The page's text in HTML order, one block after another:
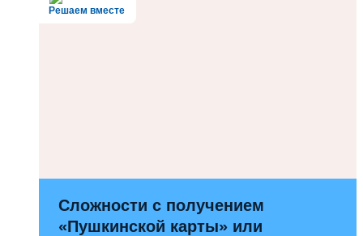
Решаем вместе
Сложности с получением
«Пушкинской карты» или